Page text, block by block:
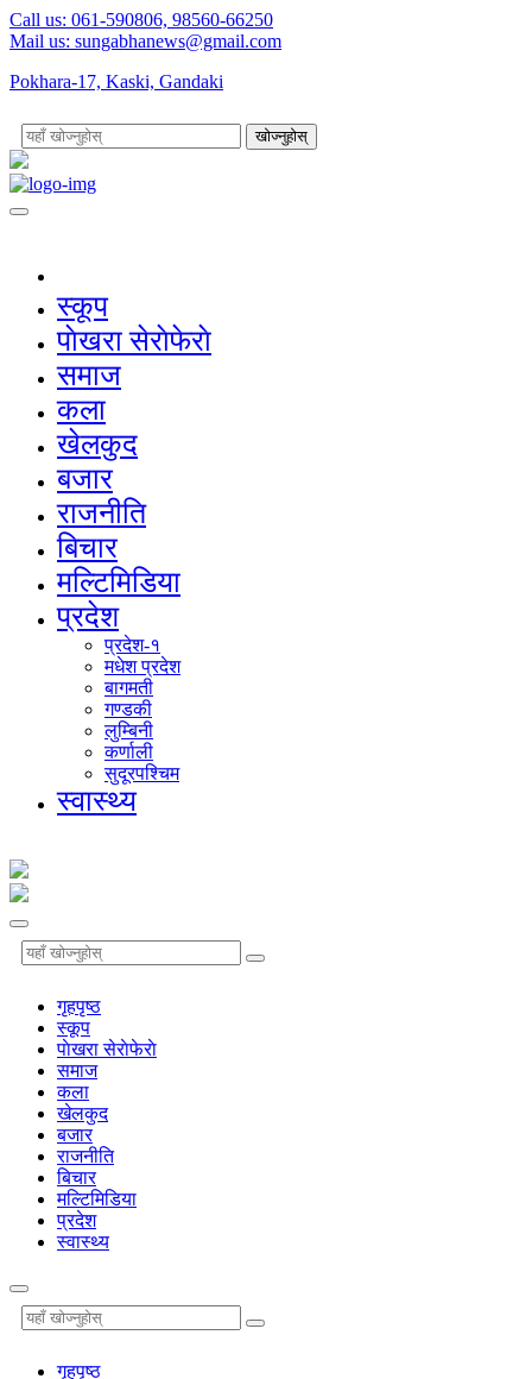
Call us: 061-590806, 98560-66250
Mail us: sungabhanews@gmail.com
Pokhara-17, Kaski, Gandaki
खोज्नुहोस्
स्कूप
पाेखरा सेराेफेराे
समाज
कला
खेलकुद
बजार
राजनीति
बिचार
मल्टिमिडिया
प्रदेश
प्रदेश-१
मधेश प्रदेश
बागमती
गण्डकी
लुम्बिनी
कर्णाली
सुदूरपश्चिम
स्वास्थ्य
गृहपृष्‍ठ
स्कूप
पाेखरा सेराेफेराे
समाज
कला
खेलकुद
बजार
राजनीति
बिचार
मल्टिमिडिया
प्रदेश
स्वास्थ्य
गृहपृष्‍ठ